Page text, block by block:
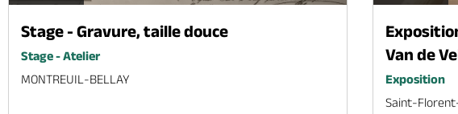
Stage - Gravure, taille douce
Stage - Atelier
MONTREUIL-BELLAY
Van de
Exposition
Saint-Florent-